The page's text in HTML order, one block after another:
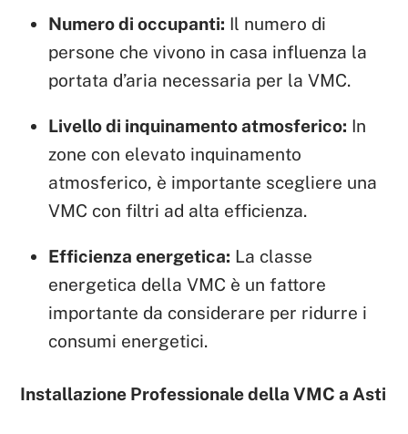
Numero di occupanti: Il numero di
persone che vivono in casa influenza la
portata d’aria necessaria per la VMC.
Livello di inquinamento atmosferico: In
zone con elevato inquinamento
atmosferico, è importante scegliere una
VMC con filtri ad alta efficienza.
Efficienza energetica: La classe
energetica della VMC è un fattore
importante da considerare per ridurre i
consumi energetici.
Installazione Professionale della VMC a Asti